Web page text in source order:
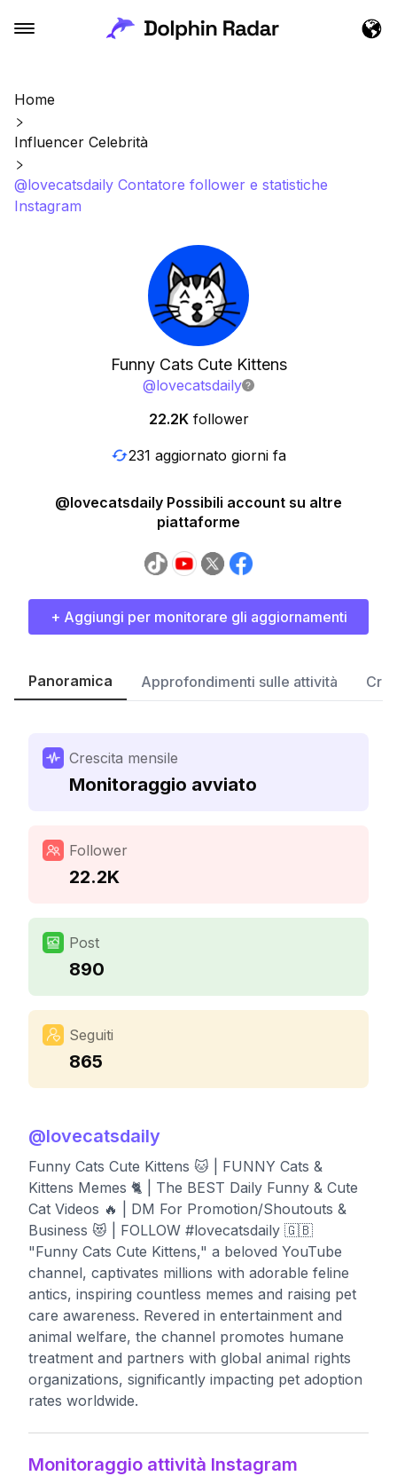
Home
Influencer Celebrità
@lovecatsdaily Contatore follower e statistiche
Instagram
Funny Cats Cute Kittens
@lovecatsdaily
22.2K follower
231 aggiornato giorni fa
@lovecatsdaily Possibili account su altre
piattaforme
+ Aggiungi per monitorare gli aggiornamenti
Panoramica Approfondimenti sulle attività
Crescita mensile
Monitoraggio avviato
Follower
22.2K
Post
890
Seguiti
865
@lovecatsdaily
Funny Cats Cute Kittens 🐱 | FUNNY Cats &
Kittens Memes 🐈 | The BEST Daily Funny & Cute
Cat Videos 🔥 | DM For Promotion/Shoutouts &
Business 😻 | FOLLOW #lovecatsdaily 🇬🇧
"Funny Cats Cute Kittens," a beloved YouTube
channel, captivates millions with adorable feline
antics, inspiring countless memes and raising pet
care awareness. Revered in entertainment and
animal welfare, the channel promotes humane
treatment and partners with global animal rights
organizations, significantly impacting pet adoption
rates worldwide.
Monitoraggio attività Instagram